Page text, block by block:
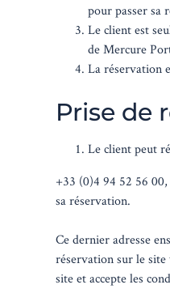
pour passer sa
Le client est
de Mercure
La réservation
Prise de
Le client peut
+33 (0)4 94 52 56
sa réservation.
Ce dernier adresse
réservation sur le
site et accepte les